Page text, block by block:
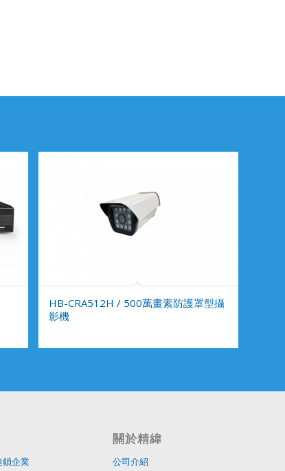
HB-CRA512H / 500萬畫素防護罩型攝
影機
企業
關於精緯
公司介紹